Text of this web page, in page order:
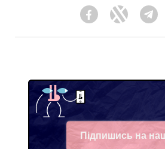
FacebookTwitter
Підпишись на
Facebook